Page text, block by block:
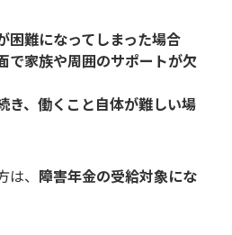
困難になってしまった場合
で家族や周囲のサポートが欠
き、働くこと自体が難しい場
、 障害年金の受給対象にな